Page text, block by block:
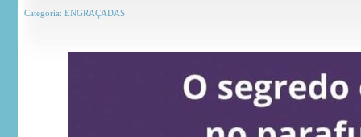
Categoria: ENGRAÇADAS